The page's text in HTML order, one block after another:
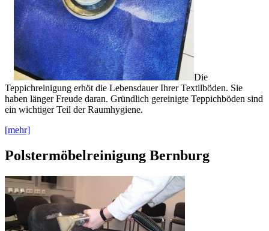
Die
Teppichreinigung erhöt die Lebensdauer Ihrer Textilböden. Sie
haben länger Freude daran. Gründlich gereinigte Teppichböden sind
ein wichtiger Teil der Raumhygiene.
[mehr]
Polstermöbelreinigung Bernburg